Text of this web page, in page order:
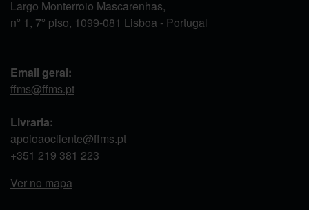
Largo Monterroio Mascarenhas,
nº 1, 7º piso, 1099-081 Lisboa - Portugal
Email geral:
ffms@ffms.pt
Livraria:
apoioaocliente@ffms.pt
+351 219 381 223
Ver no mapa